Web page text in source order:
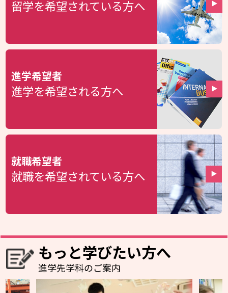
留学を希望されている方へ
進学希望者
進学を希望される方へ
就職希望者
就職を希望されている方へ
もっと学びたい方へ
進学先学科のご案内